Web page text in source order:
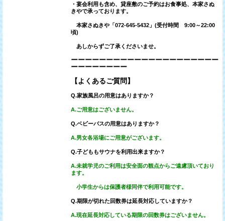
・宴会利用も含め、貸座敷のご予約はお食事処、本家さぬ
きやで承っております。
本家さぬきや「072-645-5432」(受付時間 9:00～22:00
頃)
あしからずご了承くださいませ。
ーーーーーーーーーーーーーーーーーーーーー
ーーーーーーーー
【よくあるご質問】
Q.家族風呂の用意はありますか？
A.ご用意はございません。
Q.ベビーバスの用意はありますか？
A.男女各浴場にご用意がございます。
Q.子どももサウナを利用出来ますか？
A.未就学児のご利用は安全面の観点からご遠慮頂いており
ます。
小学生からは保護者様同伴で利用可能です。
Q.期限が切れた回数券は延長対応していますか？
A.現在延長対応している期限の回数券はございません。